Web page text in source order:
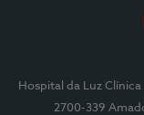
Hospital da Luz
2700-339